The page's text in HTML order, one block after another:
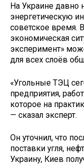
На Украине давно
энергетическую
советское время.
экономическая
эксперимент»
для всех слоёв
«Угольные ТЭЦ
предприятия,
которое на
— сказал эксперт.
Он уточнил, что
поставки угля,
Украину, Киев